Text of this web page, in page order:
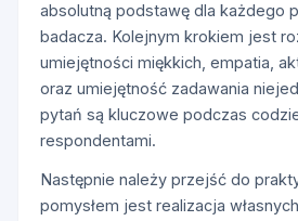
absolutną podstawę dla każdego
badacza. Kolejnym krokiem jest
umiejętności miękkich, empatia,
oraz umiejętność zadawania
pytań są kluczowe podczas
respondentami.
Następnie należy przejść do
pomysłem jest realizacja